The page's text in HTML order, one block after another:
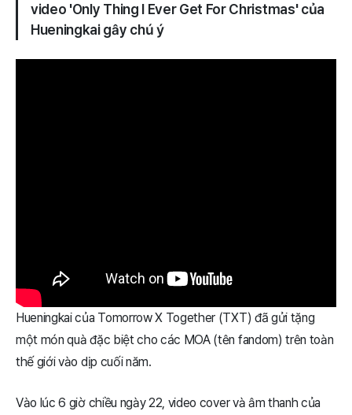
video 'Only Thing I Ever Get For Christmas' của
Hueningkai gây chú ý
Hueningkai của Tomorrow X Together (TXT) đã gửi tặng
một món quà đặc biệt cho các MOA (tên fandom) trên toàn
thế giới vào dịp cuối năm.
Vào lúc 6 giờ chiều ngày 22, video cover và âm thanh của